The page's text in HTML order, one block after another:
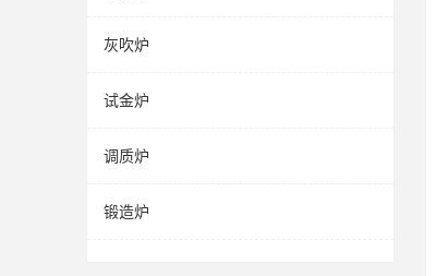
灰吹炉
试金炉
调质炉
锻造炉